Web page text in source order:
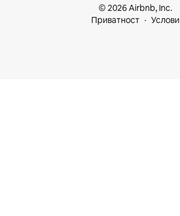
© 2026 Airbnb, Inc.
Приватност
Услови